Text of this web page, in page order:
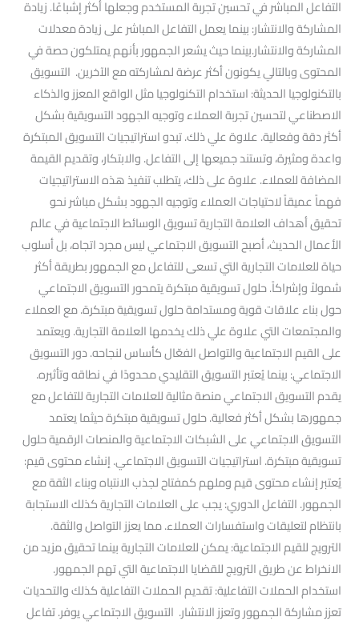
التفاعل المباشر في تحسين تجربة المستخدم وجعلها أكثر إشباعًا. زيادة
المشاركة والانتشار: بينما يعمل التفاعل المباشر على زيادة معدلات
المشاركة والانتشار.بينما حيث يشعر الجمهور بأنهم يمتلكون حصة في
المحتوى وبالتالي يكونون أكثر عرضة لمشاركته مع الآخرين. التسويق
بالتكنولوجيا الحديثة: استخدام التكنولوجيا مثل الواقع المعزز والذكاء
الاصطناعي لتحسين تجربة العملاء وتوجيه الجهود التسويقية بشكل
أكثر دقة وفعالية. علاوة علي ذلك. تبدو استراتيجيات التسويق المبتكرة
واعدة ومثيرة، وتستند جميعها إلى التفاعل. والابتكار، وتقديم القيمة
المضافة للعملاء. علاوة على ذلك، يتطلب تنفيذ هذه الاستراتيجيات
فهماً عميقاً لاحتياجات العملاء وتوجيه الجهود بشكل مباشر نحو
تحقيق أهداف العلامة التجارية تسويق الوسائط الاجتماعية في عالم
الأعمال الحديث، أصبح التسويق الاجتماعي ليس مجرد اتجاه، بل أسلوب
حياة للعلامات التجارية التي تسعى للتفاعل مع الجمهور بطريقة أكثر
شمولاً وإشراكاً. حلول تسويقية مبتكرة يتمحور التسويق الاجتماعي
حول بناء علاقات قوية ومستدامة حلول تسويقية مبتكرة. مع العملاء
والمجتمعات التي علاوة علي ذلك يخدمها العلامة التجارية. ويعتمد
على القيم الاجتماعية والتواصل الفعّال كأساس لنجاحه. دور التسويق
الاجتماعي: بينما يُعتبر التسويق التقليدي محدودًا في نطاقه وتأثيره.
يقدم التسويق الاجتماعي منصة مثالية للعلامات التجارية للتفاعل مع
جمهورها بشكل أكثر فعالية. حلول تسويقية مبتكرة حيثما يعتمد
التسويق الاجتماعي على الشبكات الاجتماعية والمنصات الرقمية حلول
تسويقية مبتكرة. استراتيجيات التسويق الاجتماعي. إنشاء محتوى قيم:
يُعتبر إنشاء محتوى قيم وملهم كمفتاح لجذب الانتباه وبناء الثقة مع
الجمهور. التفاعل الدوري: يجب على العلامات التجارية كذلك الاستجابة
بانتظام لتعليقات واستفسارات العملاء. مما يعزز التواصل والثقة.
الترويج للقيم الاجتماعية: يمكن للعلامات التجارية بينما تحقيق مزيد من
الانخراط عن طريق الترويج للقضايا الاجتماعية التي تهم الجمهور.
استخدام الحملات التفاعلية: تقديم الحملات التفاعلية كذلك والتحديات
تعزز مشاركة الجمهور وتعزز الانتشار. التسويق الاجتماعي يوفر. تفاعل